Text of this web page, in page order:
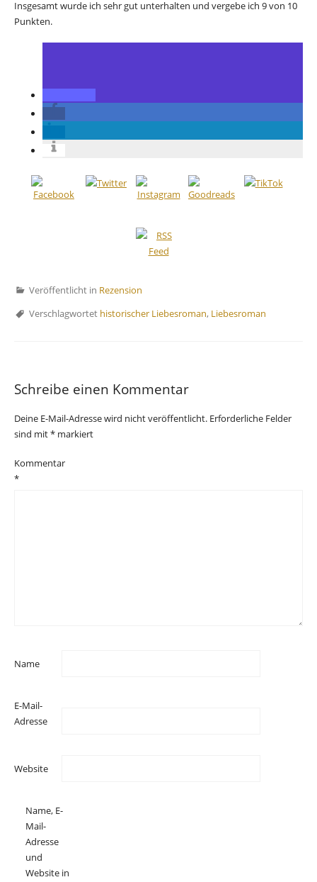
Insgesamt wurde ich sehr gut unterhalten und vergebe ich 9 von 10
Punkten.
Veröffentlicht in Rezension
Verschlagwortet historischer Liebesroman, Liebesroman
Schreibe einen Kommentar
Deine E-Mail-Adresse wird nicht veröffentlicht. Erforderliche Felder
sind mit* markiert
Kommentar
*
Name
E-Mail-
Adresse
Website
Name, E-
Mail-
Adresse
und
Website in